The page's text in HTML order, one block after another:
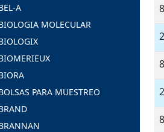
A
MOLECULAR
PARA MUESTREO